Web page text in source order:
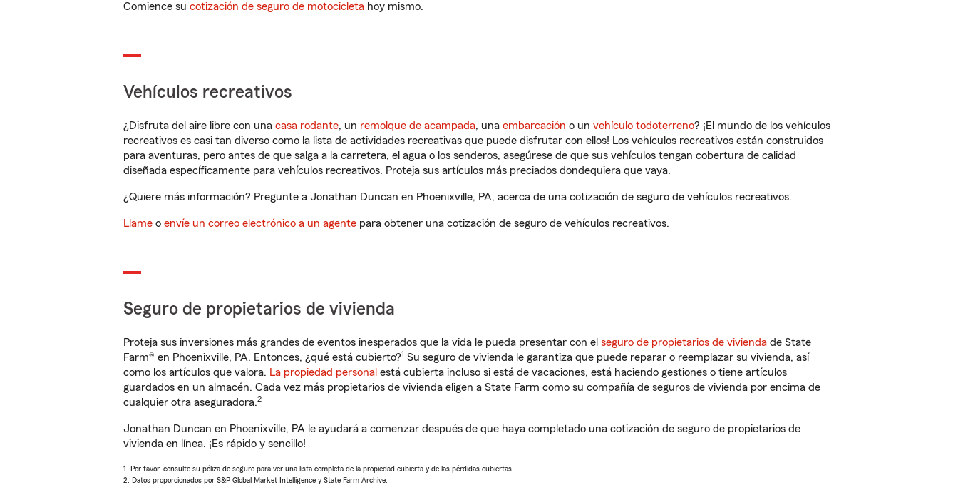
Comience su cotización de seguro de motocicleta hoy mismo.
Vehículos recreativos
¿Disfruta del aire libre con una casa rodante, un remolque de acampada, una embarcación o un vehículo todoterreno? ¡El mundo de los vehículos
recreativos es casi tan diverso como la lista de actividades recreativas que puede disfrutar con ellos! Los vehículos recreativos están construidos
para aventuras, pero antes de que salga a la carretera, el agua o los senderos, asegúrese de que sus vehículos tengan cobertura de calidad
diseñada específicamente para vehículos recreativos. Proteja sus artículos más preciados dondequiera que vaya.
¿Quiere más información? Pregunte a Jonathan Duncan en Phoenixville, PA, acerca de una cotización de seguro de vehículos recreativos.
Llame o envíe un correo electrónico a un agente para obtener una cotización de seguro de vehículos recreativos.
Seguro de propietarios de vivienda
Proteja sus inversiones más grandes de eventos inesperados que la vida le pueda presentar con el seguro de propietarios de vivienda de State
Farm® en Phoenixville, PA. Entonces, ¿qué está cubierto?1 Su seguro de vivienda le garantiza que puede reparar o reemplazar su vivienda, así
como los artículos que valora. La propiedad personal está cubierta incluso si está de vacaciones, está haciendo gestiones o tiene artículos
guardados en un almacén. Cada vez más propietarios de vivienda eligen a State Farm como su compañía de seguros de vivienda por encima de
cualquier otra aseguradora.2
Jonathan Duncan en Phoenixville, PA le ayudará a comenzar después de que haya completado una cotización de seguro de propietarios de
vivienda en línea. ¡Es rápido y sencillo!
1. Por favor, consulte su póliza de seguro para ver una lista completa de la propiedad cubierta y de las pérdidas cubiertas.
2. Datos proporcionados por S&P Global Market Intelligence y State Farm Archive.